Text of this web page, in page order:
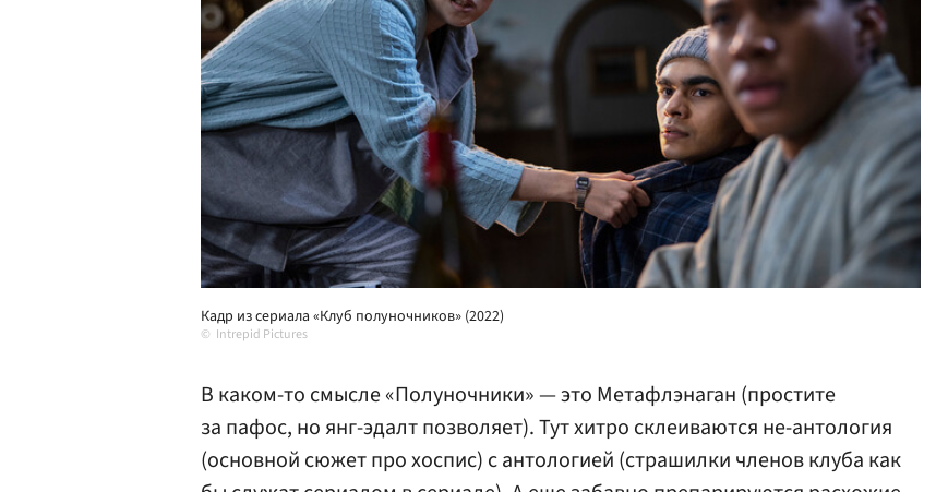
Кадр из сериала «Клуб полуночников» (2022)
Intrepid Pictures
В каком-то смысле «Полуночники» — это Метафлэнаган (простите
за пафос, но янг-эдалт позволяет). Тут хитро склеиваются не-антология
(основной сюжет про хоспис) с антологией (страшилки членов клуба как